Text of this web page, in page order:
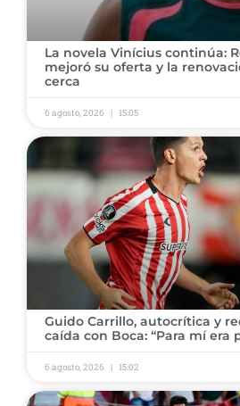
​La novela Vinícius continúa:
mejoró su oferta y la
cerca
6 agosto, 2026 15:05
​Guido Carrillo, autocrítica y
caída con Boca: “Para mí era
6 agosto, 2026 15:02